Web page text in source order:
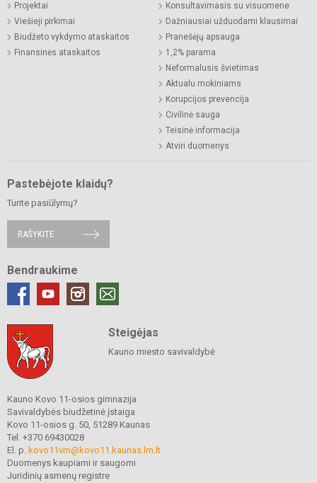
Projektai
Viešieji pirkimai
Biudžeto vykdymo ataskaitos
Finansinės ataskaitos
Konsultavimasis su visuomene
Dažniausiai užduodami klausimai
Pranešėjų apsauga
1,2% parama
Neformalusis švietimas
Aktualu mokiniams
Korupcijos prevencija
Civilinė sauga
Teisinė informacija
Atviri duomenys
Pastebėjote klaidų?
Turite pasiūlymų?
RAŠYKITE
Bendraukime
Steigėjas
Kauno miesto savivaldybė
Kauno Kovo 11-osios gimnazija
Savivaldybės biudžetinė įstaiga
Kovo 11-osios g. 50, 51289 Kaunas
Tel. +370 69430028
El. p. kovo11vm@kovo11.kaunas.lm.lt
Duomenys kaupiami ir saugomi
Juridinių asmenų registre